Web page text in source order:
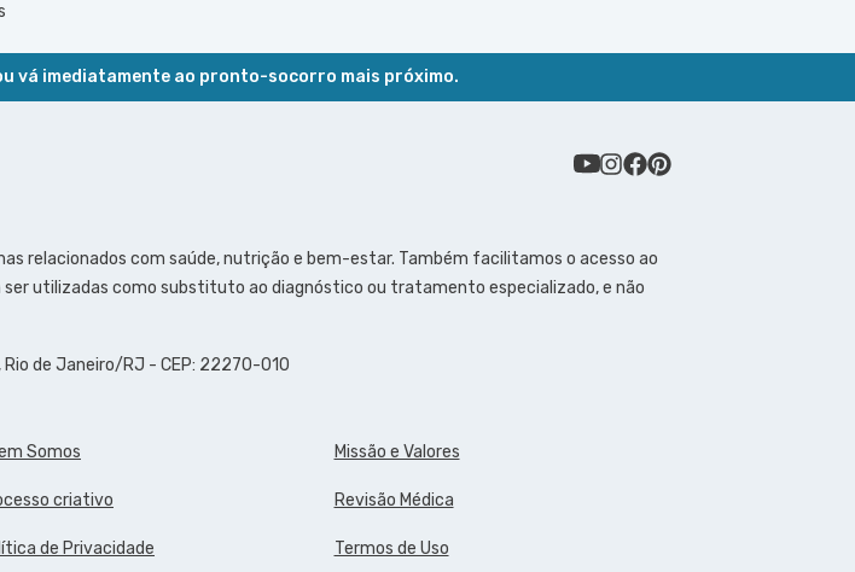
vá imediatamente ao pronto-socorro mais próximo.
relacionados com saúde, nutrição e bem-estar. Também facilitamos o acesso ao
utilizadas como substituto ao diagnóstico ou tratamento especializado, e não
Rio de Janeiro/RJ - CEP: 22270-010
Somos Missão e Valores
criativo Revisão Médica
de Privacidade Termos de Uso